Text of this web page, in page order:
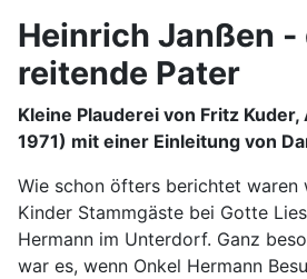
Heinrich Janßen -
reitende Pater
Kleine Plauderei von Fritz
1971) mit einer Einleitung von
Wie schon öfters berichtet waren
Kinder Stammgäste bei Gotte
Hermann im Unterdorf. Ganz
war es, wenn Onkel Hermann